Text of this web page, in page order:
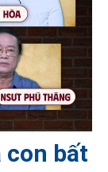
con bất